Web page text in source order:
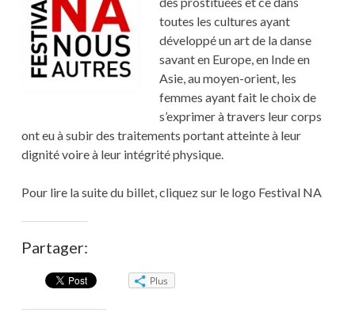
toutes les cultures ayant
développé un art de la danse
savant en Europe, en Inde en
Asie, au moyen-orient, les
femmes ayant fait le choix de
s’exprimer à travers leur corps
ont eu à subir des traitements portant atteinte à leur
dignité voire à leur intégrité physique.
Pour lire la suite du billet, cliquez sur le logo Festival NA
Partager:
Plus